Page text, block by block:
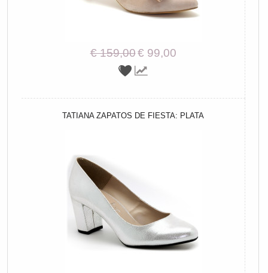
€ 159,00€ 99,00
TATIANA ZAPATOS DE FIESTA: PLATA